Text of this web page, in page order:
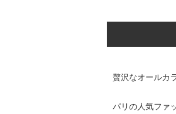
贅沢なオールカ
パリの人気ファ